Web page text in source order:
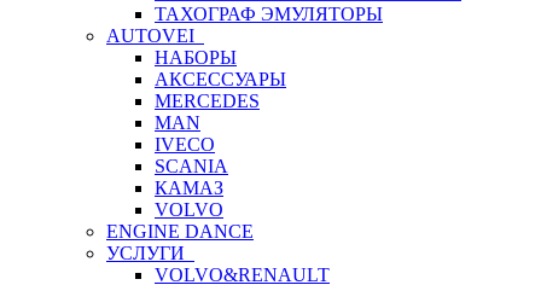
ТАХОГРАФ ЭМУЛЯТОРЫ
AUTOVEI
НАБОРЫ
АКСЕССУАРЫ
MERCEDES
MAN
IVECO
SCANIA
КАМАЗ
VOLVO
ENGINE DANCE
УСЛУГИ
VOLVO&RENAULT